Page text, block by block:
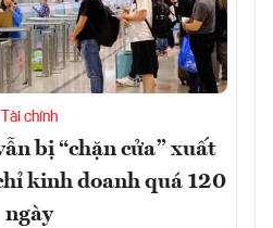
Tài chính
bị “chặn cửa” xuất
kinh doanh quá 120
ngày